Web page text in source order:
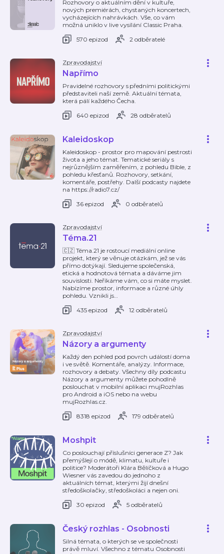
Rozhovory o aktuálním dění v kultuře,
nových premiérách, chystaných koncertech,
vycházejících nahrávkách. Vše, co vám
možná uniklo v live vysílání Classic Praha.
570 epizod
2 odběratelé
Zpravodajství
Napřímo
Pravidelné rozhovory s předními politickými
představiteli naší země. Aktuální témata,
která pálí každého Čecha.
640 epizod
28 odběratelů
Kaleidoskop
Kaleidoskop - prostor pro mapování pestrosti
života a jeho témat. Tematické seriály s
nejrůznějším zaměřením, z pohledu Bible, z
pohledu křesťanů. Rozhovory, setkání,
komentáře, postřehy. Další podcasty najdete
na https://radio7.cz/
36 epizod
0 odběratelů
Zpravodajství
Téma.21
🇨🇿 Téma.21 je rostoucí mediální online
projekt, který se věnuje otázkám, jež se vás
přímo dotýkají. Sledujeme společenská,
etická a hodnotová témata a dáváme jim
souvislosti. Neříkáme vám, co si máte myslet.
Nabízíme prostor, informace a různé úhly
pohledu. Vznikli js…
435 epizod
12 odběratelů
Zpravodajství
Názory a argumenty
Každý den pohled pod povrch událostí doma
i ve světě. Komentáře, analýzy. Informace,
rozhovory a debaty. Všechny díly podcastu
Názory a argumenty můžete pohodlně
poslouchat v mobilní aplikaci mujRozhlas
pro Android a iOS nebo na webu
mujRozhlas.cz.
8318 epizod
179 odběratelů
Moshpit
Co poslouchají příslušníci generace Z? Jak
přemýšlejí o módě, klimatu, kultuře i
politice? Moderátoři Klára Bělíčková a Hugo
Wiesner vás zavedou do jednoho z
aktuálních témat, kterými žijí dnešní
středoškolačky, středoškoláci a nejen oni.
30 epizod
5 odběratelů
Český rozhlas - Osobnosti
Silná témata, o kterých se ve společnosti
právě mluví. Všechno z tématu Osobnosti